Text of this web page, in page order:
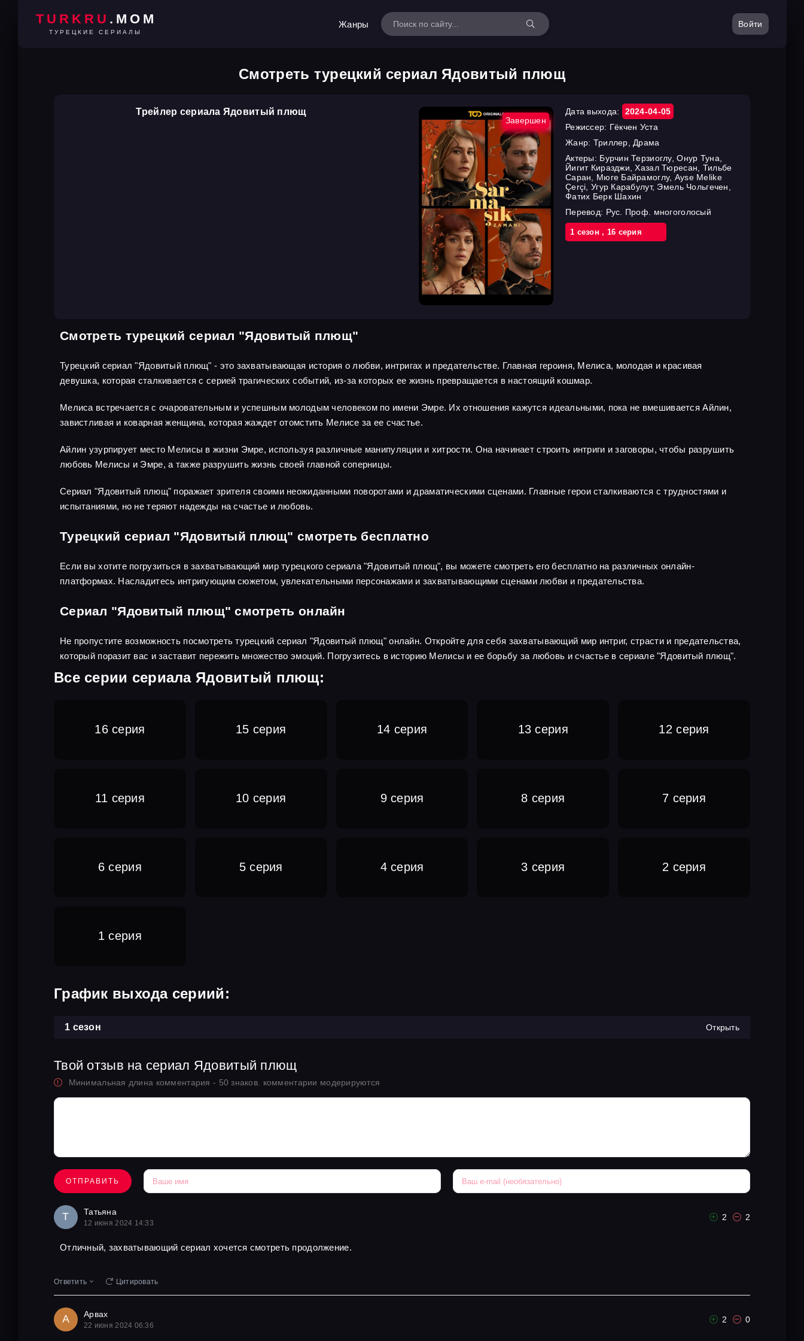
TURKRU .MOM
ТУРЕЦКИЕ СЕРИАЛЫ
Жанры Войти
Смотреть турецкий сериал Ядовитый плющ
Трейлер сериала Ядовитый плющ
Завершен
Дата выхода:
2024-04-05
Режиссер: Гёкчен Уста
Жанр: Триллер, Драма
Актеры: Бурчин Терзиоглу, Онур Туна,
Йигит Киразджи, Хазал Тюресан, Тильбе
Саран, Мюге Байрамоглу, Ayse Melike
Çerçi, Угур Карабулут, Эмель Чольгечен,
Фатих Берк Шахин
Перевод: Рус. Проф. многоголосый
1 cезон, 16 cерия
Смотреть турецкий сериал "Ядовитый плющ"
Турецкий сериал "Ядовитый плющ" - это захватывающая история о любви, интригах и предательстве. Главная героиня, Мелиса, молодая и красивая
девушка, которая сталкивается с серией трагических событий, из-за которых ее жизнь превращается в настоящий кошмар.
Мелиса встречается с очаровательным и успешным молодым человеком по имени Эмре. Их отношения кажутся идеальными, пока не вмешивается Айлин,
завистливая и коварная женщина, которая жаждет отомстить Мелисе за ее счастье.
Айлин узурпирует место Мелисы в жизни Эмре, используя различные манипуляции и хитрости. Она начинает строить интриги и заговоры, чтобы разрушить
любовь Мелисы и Эмре, а также разрушить жизнь своей главной соперницы.
Сериал "Ядовитый плющ" поражает зрителя своими неожиданными поворотами и драматическими сценами. Главные герои сталкиваются с трудностями и
испытаниями, но не теряют надежды на счастье и любовь.
Турецкий сериал "Ядовитый плющ" смотреть бесплатно
Если вы хотите погрузиться в захватывающий мир турецкого сериала "Ядовитый плющ", вы можете смотреть его бесплатно на различных онлайн-
платформах. Насладитесь интригующим сюжетом, увлекательными персонажами и захватывающими сценами любви и предательства.
Сериал "Ядовитый плющ" смотреть онлайн
Не пропустите возможность посмотреть турецкий сериал "Ядовитый плющ" онлайн. Откройте для себя захватывающий мир интриг, страсти и предательства,
который поразит вас и заставит пережить множество эмоций. Погрузитесь в историю Мелисы и ее борьбу за любовь и счастье в сериале "Ядовитый плющ".
Все серии сериала Ядовитый плющ:
16 серия 15 серия 14 серия 13 серия 12 серия
11 серия 10 серия 9 серия 8 серия 7 серия
6 серия 5 серия 4 серия 3 серия 2 серия
1 серия
График выхода сериий:
1 сезон Открыть
Твой отзыв на сериал Ядовитый плющ
Минимальная длина комментария - 50 знаков. комментарии модерируются
ОТПРАВИТЬ
Т Татьяна
12 июня 2024 14:33
2 2
Отличный, захватывающий сериал хочется смотреть продолжение.
Ответить Цитировать
А Арвах
22 июня 2024 06:36
2 0